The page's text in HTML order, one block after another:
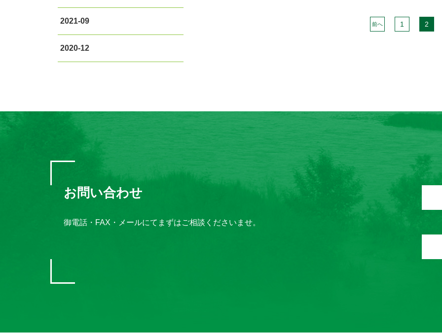
前へ 1 2
2021-09
2020-12
お問い合わせ
御電話・FAX・メールにてまずはご相談くださいませ。